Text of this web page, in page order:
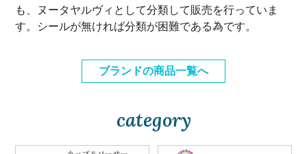
も、ヌータヤルヴィとして分類して販売を行っていま
す。シールが無ければ分類が困難である為です。
ブランドの商品一覧へ
category